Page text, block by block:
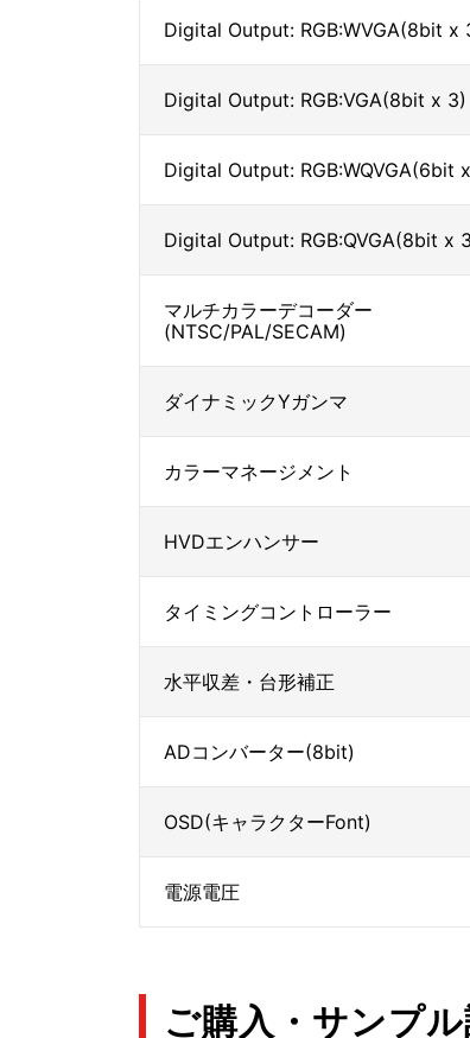
Digital Output: RGB:WVGA(8bit x
Digital Output: RGB:VGA(8bit x 3)
Digital Output: RGB:WQVGA(6bit
Digital Output: RGB:QVGA(8bit x
マルチカラーデコーダー
(NTSC/PAL/SECAM)
ダイナミックYガンマ
カラーマネージメント
HVDエンハンサー
タイミングコントローラー
水平収差・台形補正
ADコンバーター(8bit)
OSD(キャラクターFont)
電源電圧
ご購入・サンプ